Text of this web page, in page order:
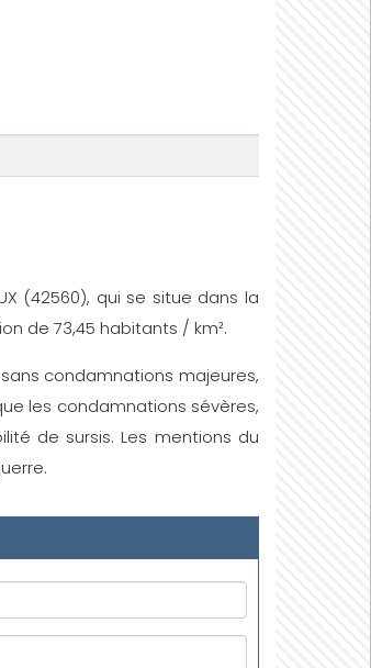
(42560), qui se situe dans la
de 73,45 habitants / km².
condamnations majeures,
les condamnations sévères,
de sursis. Les mentions du